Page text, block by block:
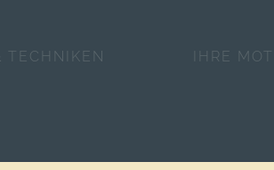
IHRE
TECHNIKEN